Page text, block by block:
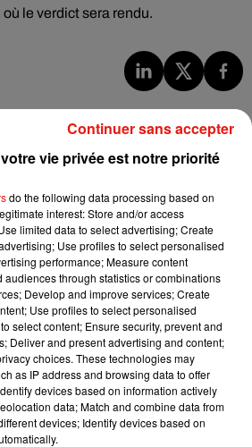
le verdict sera rendu.
2026
Lieb s’essaye à la vie de chatelain
2026
sort enfin le remix de « Love
» avec Kylie Minogue
et Didi B dévoilent le single le plus
de l’année
vie privée est notre priorité
do the following data processing based on
interest: Store and/or access
limited data to select advertising; Create
Use profiles to select personalised
performance; Measure content
audiences through statistics or combinations
Develop and improve services; Create
Use profiles to select personalised
select content; Ensure security, prevent and
Deliver and present advertising and content;
choices. These technologies may
as IP address and browsing data to offer
devices based on information actively
data; Match and combine data from
devices; Identify devices based on
Continuer sans accepter